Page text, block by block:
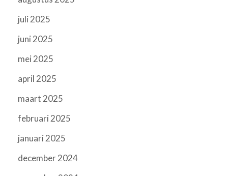
juli 2025
juni 2025
mei 2025
april 2025
maart 2025
februari 2025
januari 2025
december 2024